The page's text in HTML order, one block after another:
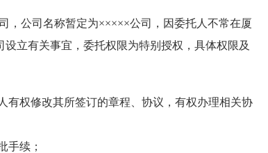
公司名称暂定为×××××公司，因委托人不常在厦
立有关事宜，委托权限为特别授权，具体权限及
有权修改其所签订的章程、协议，有权办理相关协
手续；